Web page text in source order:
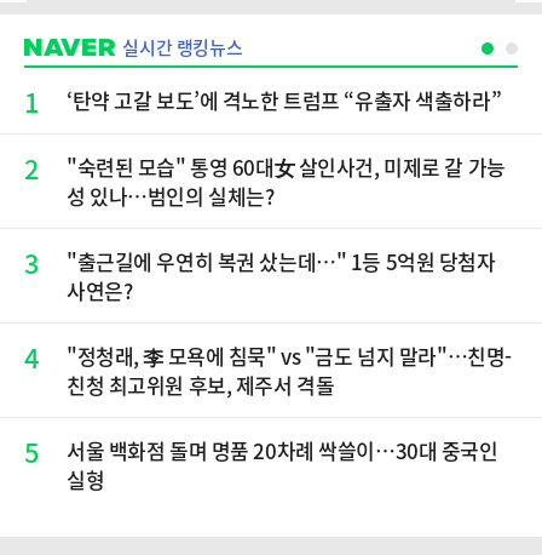
실시간 랭킹뉴스
1 ‘탄약 고갈 보도’에 격노한 트럼프 “유출자 색출하라”
2
"숙련된 모습" 통영 60대女 살인사건, 미제로 갈 가능
성 있나…범인의 실체는?
3
"출근길에 우연히 복권 샀는데…" 1등 5억원 당첨자
사연은?
4
"정청래, 李 모욕에 침묵" vs "금도 넘지 말라"…친명-
친청 최고위원 후보, 제주서 격돌
5
서울 백화점 돌며 명품 20차례 싹쓸이…30대 중국인
실형